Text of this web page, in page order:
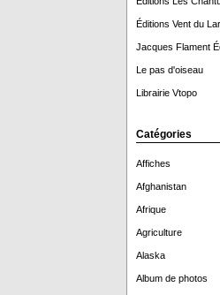
Éditions Vent du
Jacques Flament
Le pas d'oiseau
Librairie Vtopo
Catégories
Affiches
Afghanistan
Afrique
Agriculture
Alaska
Album de photos